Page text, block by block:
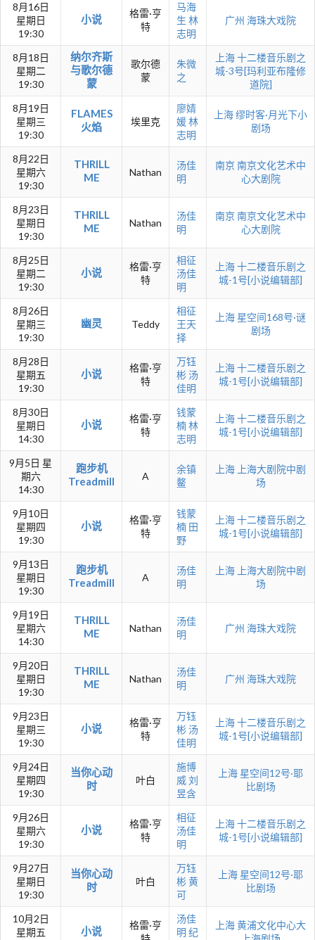
8月16日
星期日
19:30
小说
格雷·亨
特
马海
生 林
志明
广州 海珠大戏院
8月18日
星期二
19:30
纳尔齐斯
与歌尔德
蒙
歌尔德
蒙
朱微
之
上海十二楼音乐剧之
城-3号[玛利亚布隆修
道院]
8月19日
星期三
19:30
FLAMES
火焰
埃里克
廖婧
媛林
志明
上海缪时客·月光下小
剧场
8月22日
星期六
19:30
THRILL
ME
Nathan
汤佳
明
南京 南京文化艺术中
心大剧院
8月23日
星期日
19:30
THRILL
ME
Nathan
汤佳
明
南京 南京文化艺术中
心大剧院
8月25日
星期二
19:30
小说
格雷·亨
特
相征
汤佳
明
上海十二楼音乐剧之
城-1号[小说编辑部]
8月26日
星期三
19:30
幽灵 Teddy
相征
王天
择
上海 星空间168号·谜
剧场
8月28日
星期五
19:30
小说
格雷·亨
特
万钰
彬 汤
佳明
上海十二楼音乐剧之
城-1号[小说编辑部]
8月30日
星期日
14:30
小说
格雷·亨
特
钱蒙
楠林
志明
上海十二楼音乐剧之
城-1号[小说编辑部]
9月5日 星
期六
14:30
跑步机
Treadmill
A
余镇
鳌
上海 上海大剧院中剧
场
9月10日
星期四
19:30
小说
格雷·亨
特
钱蒙
楠 田
野
上海十二楼音乐剧之
城-1号[小说编辑部]
9月13日
星期日
19:30
跑步机
Treadmill
A
汤佳
明
上海 上海大剧院中剧
场
9月19日
星期六
14:30
THRILL
ME
Nathan
汤佳
明
广州 海珠大戏院
9月20日
星期日
19:30
THRILL
ME
Nathan
汤佳
明
广州 海珠大戏院
9月23日
星期三
19:30
小说
格雷·亨
特
万钰
彬 汤
佳明
上海十二楼音乐剧之
城-1号[小说编辑部]
9月24日
星期四
19:30
当你心动
时
叶白
施博
威刘
昱含
上海 星空间12号·耶
比剧场
9月26日
星期六
19:30
小说
格雷·亨
特
相征
汤佳
明
上海十二楼音乐剧之
城-1号[小说编辑部]
9月27日
星期日
19:30
当你心动
时
叶白
万钰
彬黄
可
上海 星空间12号·耶
比剧场
10月2日
星期五
小说
格雷·亨
汤佳
明 纪
上海黄浦文化中心大